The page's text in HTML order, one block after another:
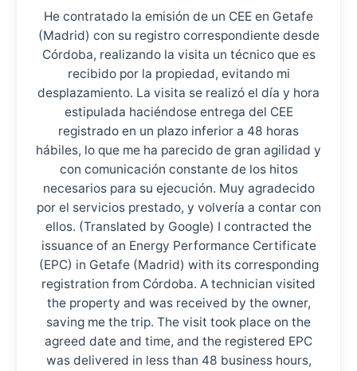
He contratado la emisión de un CEE en Getafe
(Madrid) con su registro correspondiente desde
Córdoba, realizando la visita un técnico que es
recibido por la propiedad, evitando mi
desplazamiento. La visita se realizó el día y hora
estipulada haciéndose entrega del CEE
registrado en un plazo inferior a 48 horas
hábiles, lo que me ha parecido de gran agilidad y
con comunicación constante de los hitos
necesarios para su ejecución. Muy agradecido
por el servicios prestado, y volvería a contar con
ellos. (Translated by Google) I contracted the
issuance of an Energy Performance Certificate
(EPC) in Getafe (Madrid) with its corresponding
registration from Córdoba. A technician visited
the property and was received by the owner,
saving me the trip. The visit took place on the
agreed date and time, and the registered EPC
was delivered in less than 48 business hours,